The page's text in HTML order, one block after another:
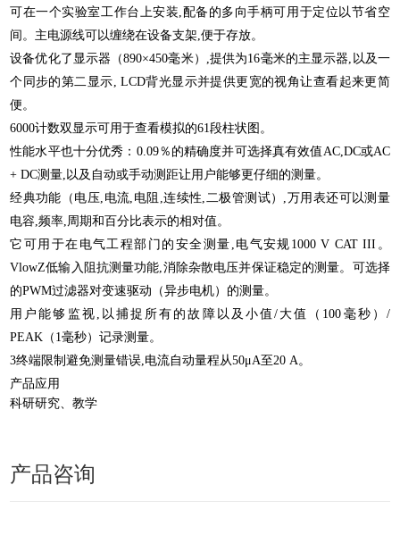
可在一个实验室工作台上安装,配备的多向手柄可用于定位以节省空
间。主电源线可以缠绕在设备支架,便于存放。
设备优化了显示器（890×450毫米）,提供为16毫米的主显示器,以及一
个同步的第二显示, LCD背光显示并提供更宽的视角让查看起来更简
便。
6000计数双显示可用于查看模拟的61段柱状图。
性能水平也十分优秀：0.09％的精确度并可选择真有效值AC,DC或AC
+ DC测量,以及自动或手动测距让用户能够更仔细的测量。
经典功能（电压,电流,电阻,连续性,二极管测试）,万用表还可以测量
电容,频率,周期和百分比表示的相对值。
它可用于在电气工程部门的安全测量,电气安规1000 V CAT III。
VlowZ低输入阻抗测量功能,消除杂散电压并保证稳定的测量。可选择
的PWM过滤器对变速驱动（异步电机）的测量。
用户能够监视,以捕捉所有的故障以及小值/大值（100毫秒）/
PEAK（1毫秒）记录测量。
3终端限制避免测量错误,电流自动量程从50μA至20 A。
产品应用
科研研究、教学
产品咨询